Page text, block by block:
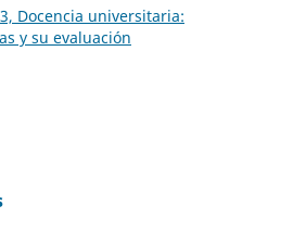
Docencia universitaria:
y su evaluación